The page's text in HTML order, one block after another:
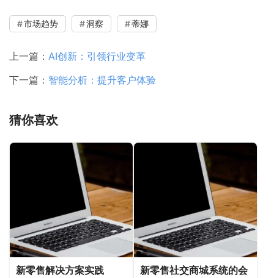
市场趋势 洞察 蒂娜
上一篇： AI创新：引领行业变革
下一篇： 智能分析：提升客户体验
猜你喜欢
新零售解决方案实践
新零售社交商城系统的会